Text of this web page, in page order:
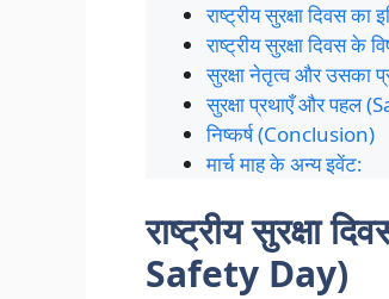
राष्ट्रीय सुरक्षा दिवस
राष्ट्रीय सुरक्षा
सुरक्षा नेतृत्व और
सुरक्षा प्रथाएँ और
निष्कर्ष (Conclusion)
मार्च माह के अन्य इवेंट:
राष्ट्रीय सुरक्षा
Safety Day)